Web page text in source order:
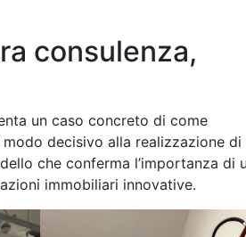
consulenza,
un caso concreto di come
decisivo alla realizzazione di
che conferma l’importanza di
immobiliari innovative.